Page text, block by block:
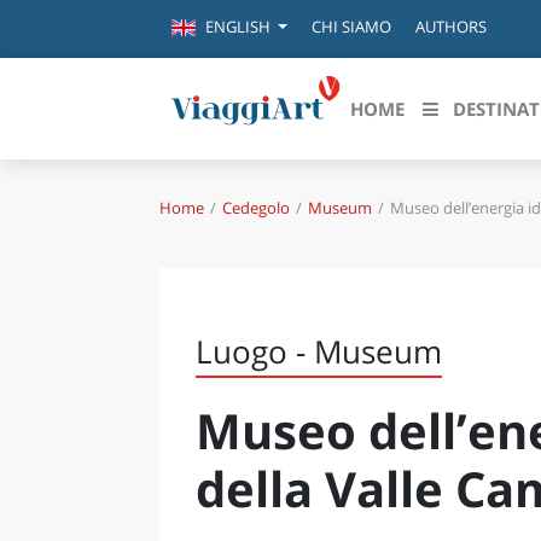
ENGLISH CHI SIAMO AUTHORS
HOME
Destinazioni in evidenza
FIRENZE
NAPOLI
BOLOGNA
LA SILA
IL SALENTO
Home Cedegolo Museum Museo dell’energia
Luogo - Museum
Museo
della Valle